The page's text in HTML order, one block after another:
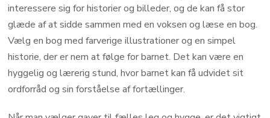
interessere sig for historier og billeder, og de kan få stor
glæde af at sidde sammen med en voksen og læse en bog.
Vælg en bog med farverige illustrationer og en simpel
historie, der er nem at følge for barnet. Det kan være en
hyggelig og lærerig stund, hvor barnet kan få udvidet sit
ordforråd og sin forståelse af fortællinger.